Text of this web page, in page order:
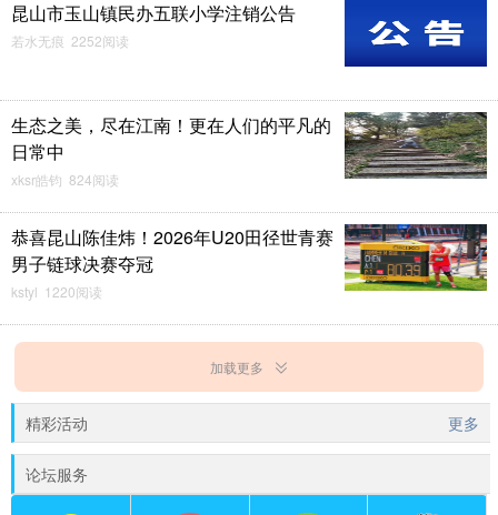
昆山市玉山镇民办五联小学注销公告
若水无痕 2252阅读
生态之美，尽在江南！更在人们的平凡的
日常中
xksr皓钧 824阅读
恭喜昆山陈佳炜！2026年U20田径世青赛
男子链球决赛夺冠
kstyl 1220阅读
加载更多
精彩活动 更多
论坛服务